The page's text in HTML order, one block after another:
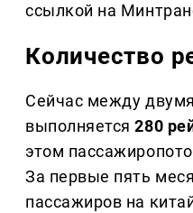
ссылкой на
Количество
Сейчас между
выполняется280
этом
За первые пять
пассажиров на